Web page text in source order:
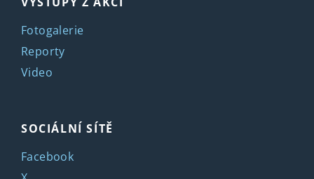
Fotogalerie
Reporty
Video
SOCIÁLNÍ SÍTĚ
Facebook